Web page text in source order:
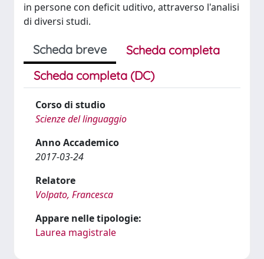
in persone con deficit uditivo, attraverso l'analisi
di diversi studi.
Scheda breve
Scheda completa
Scheda completa (DC)
Corso di studio
Scienze del linguaggio
Anno Accademico
2017-03-24
Relatore
Volpato, Francesca
Appare nelle tipologie:
Laurea magistrale